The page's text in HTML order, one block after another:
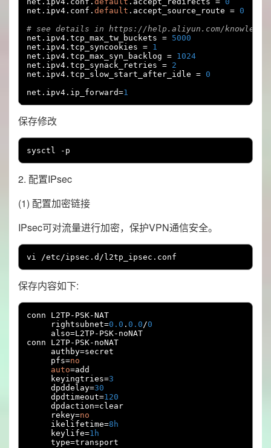
net . ipv4 . conf . default . accept_source_route = 0
# see details in https://help.aliyun.com/
net . ipv4 . tcp_max_tw_buckets = 5000
net . ipv4 . tcp_syncookies = 1
net . ipv4 . tcp_max_syn_backlog = 1024
net . ipv4 . tcp_synack_retries = 2
net . ipv4 . tcp_slow_start_after_idle = 0
net . ipv4 . ip_forward=1
保存修改
sysctl - p
2. 配置IPsec
(1) 配置加密链接
IPsec可对流量进行加密，保护VPN通信安全。
vi /etc/ipsec . d / l2tp_ipsec . conf
保存内容如下:
conn L2TP- PSK-NAT
     rightsubnet
=0.0 . 0.0/0
     also
=L2TP- PSK- noNAT
conn L2TP- PSK- noNAT
     authby
=secret
     pfs
=no
auto=add
     keyingtries
=3
     dpddelay
=30
     dpdtimeout
=120
     dpdaction
=clear
     rekey
=no
     ikelifetime
=8h
     keylife
=1h
     type
=transport